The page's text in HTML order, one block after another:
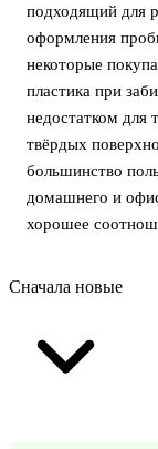
подходящий для
оформления
некоторые
пластика при
недостатком для
твёрдых
большинство
домашнего и
хорошее
Сначала новые